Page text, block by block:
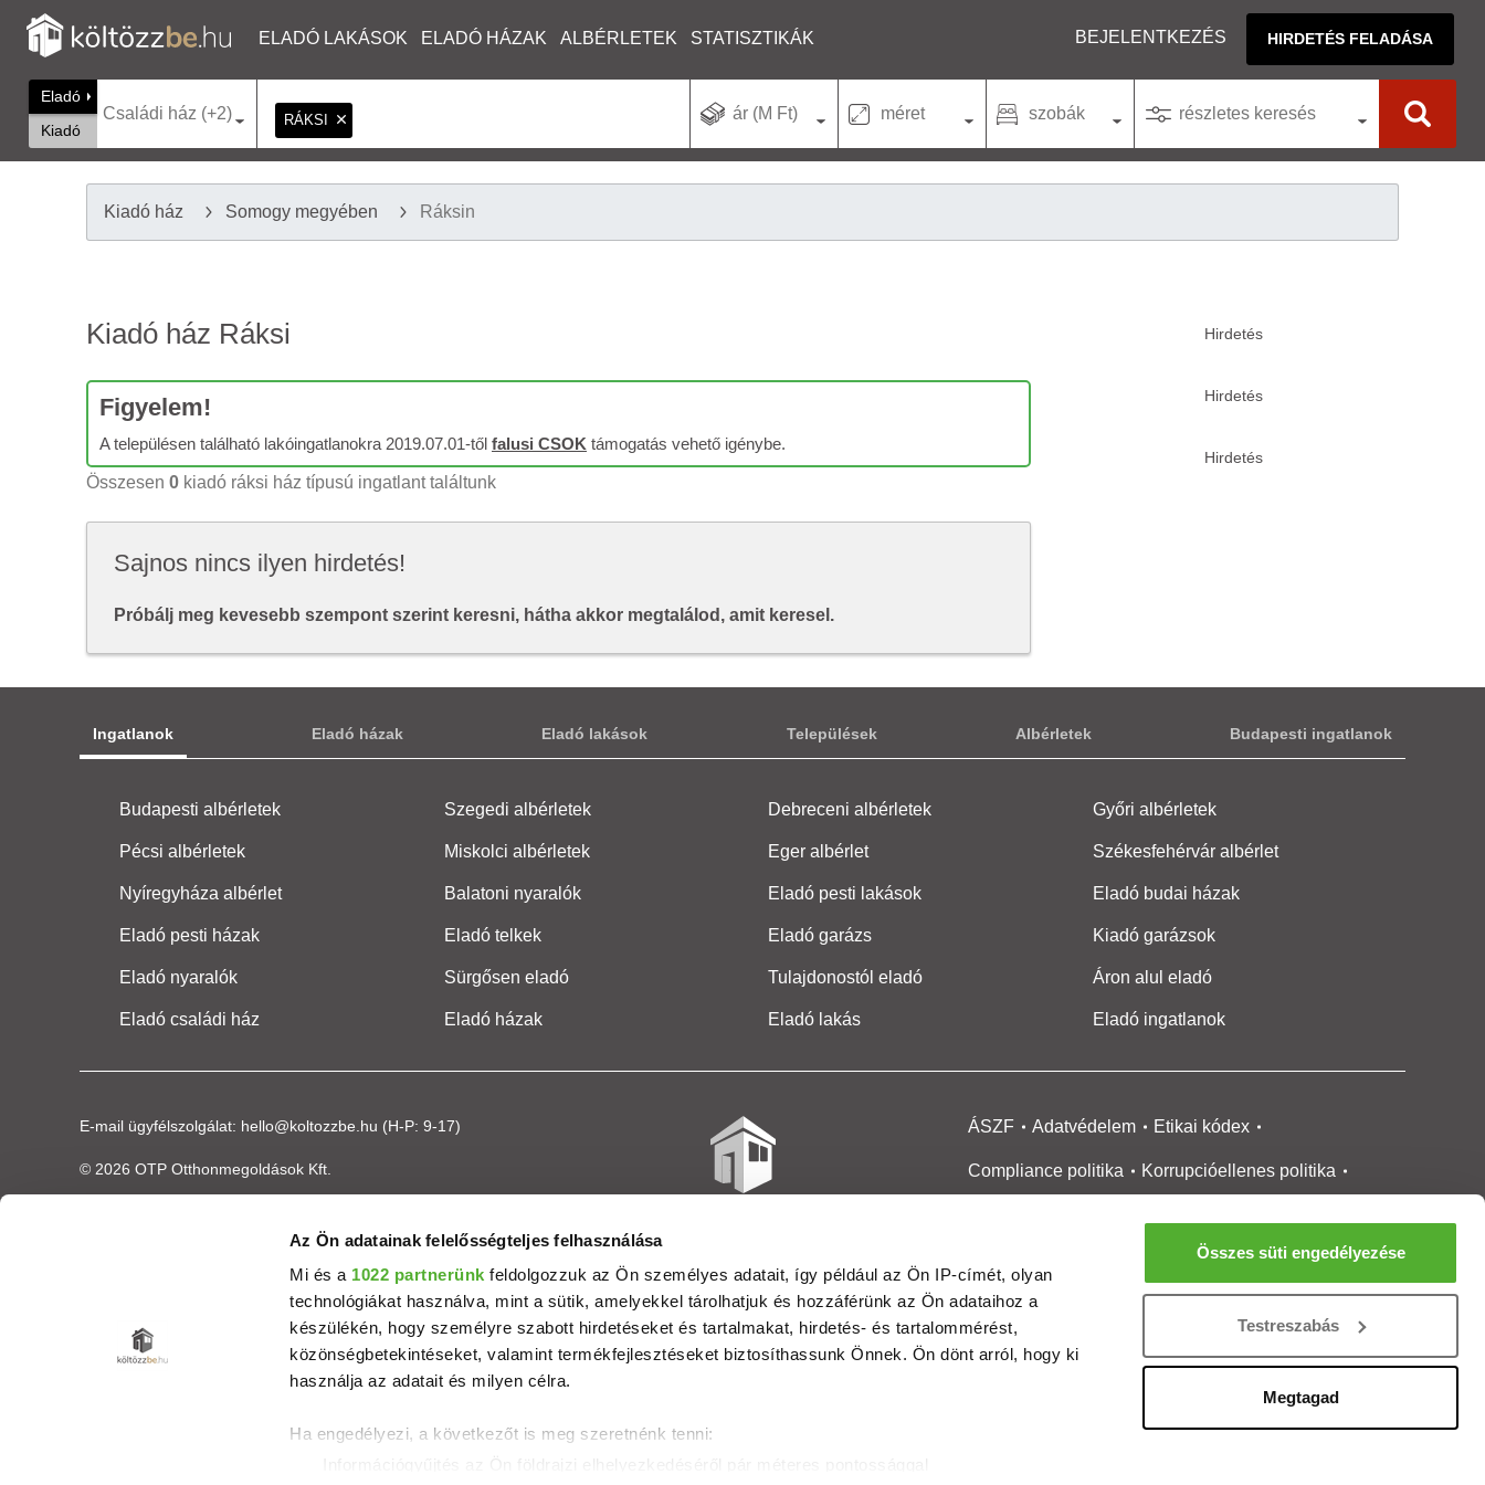
Az Ön adatainak felelősségteljes felhasználása
Mi és a 1022 partnerünk feldolgozzuk az Ön személyes adatait, így például az Ön IP-címét, olyan
technológiákat használva, mint a sütik, amelyekkel tárolhatjuk és hozzáférünk az Ön adataihoz a
készülékén, hogy személyre szabott hirdetéseket és tartalmakat, hirdetés- és tartalommérést,
közönségbetekintéseket, valamint termékfejlesztéseket biztosíthassunk Önnek. Ön dönt arról, hogy ki
használja az adatait és milyen célra.
Ha engedélyezi, a következőt is meg szeretnénk tenni:
Összes süti engedélyezése
Testreszabás
Megtagad
ELADÓ LAKÁSOK ELADÓ HÁZAK ALBÉRLETEK STATISZTIKÁK BEJELENTKEZÉS HIRDETÉS FELADÁSA
Eladó
Kiadó
Családi ház (+2) RÁKSI ár (M Ft) méret szobák részletes keresés
Kiadó ház Somogy megyében Ráksin
Kiadó ház Ráksi
Figyelem!
A településen található lakóingatlanokra 2019.07.01-től falusi CSOK támogatás vehető igénybe.
Összesen 0 kiadó ráksi ház típusú ingatlant találtunk
Sajnos nincs ilyen hirdetés!
Próbálj meg kevesebb szempont szerint keresni, hátha akkor megtalálod, amit keresel.
Ingatlanok Eladó házak Eladó lakások Települések Albérletek Budapesti ingatlanok
Budapesti albérletek Szegedi albérletek Debreceni albérletek Győri albérletek
Pécsi albérletek Miskolci albérletek Eger albérlet Székesfehérvár albérlet
Nyíregyháza albérlet Balatoni nyaralók Eladó pesti lakások Eladó budai házak
Eladó pesti házak Eladó telkek Eladó garázs Kiadó garázsok
Eladó nyaralók Sürgősen eladó Tulajdonostól eladó Áron alul eladó
Eladó családi ház Eladó házak Eladó lakás Eladó ingatlanok
E-mail ügyfélszolgálat: hello@koltozzbe.hu (H-P: 9-17)
© 2026 OTP Otthonmegoldások Kft.
ÁSZF Adatvédelem Etikai kódex
Compliance politika Korrupcióellenes politika
Médiaajánlat
Ingatlanközvetítőknek
Magánszemélyeknek
Új építésű lakások
Tartalommoderálási jelentés